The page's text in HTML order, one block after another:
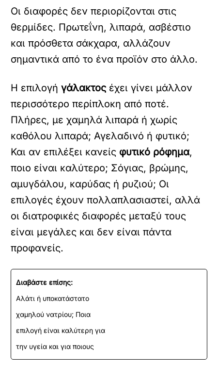
Οι διαφορές δεν περιορίζονται στις
θερμίδες. Πρωτεΐνη, λιπαρά, ασβέστιο
και πρόσθετα σάκχαρα, αλλάζουν
σημαντικά από το ένα προϊόν στο άλλο.
Η επιλογήγάλακτοςέχει γίνει μάλλον
περισσότερο περίπλοκη από ποτέ.
Πλήρες, με χαμηλά λιπαρά ή χωρίς
καθόλου λιπαρά; Αγελαδινό ή φυτικό;
Και αν επιλέξει κανείς φυτικό ρόφημα,
ποιο είναι καλύτερο; Σόγιας, βρώμης,
αμυγδάλου, καρύδας ή ρυζιού; Οι
επιλογές έχουν πολλαπλασιαστεί, αλλά
οι διατροφικές διαφορές μεταξύ τους
είναι μεγάλες και δεν είναι πάντα
προφανείς.
Διαβάστε επίσης:
Αλάτι ή υποκατάστατο
χαμηλού νατρίου; Ποια
επιλογή είναι καλύτερη για
την υγεία και για ποιους